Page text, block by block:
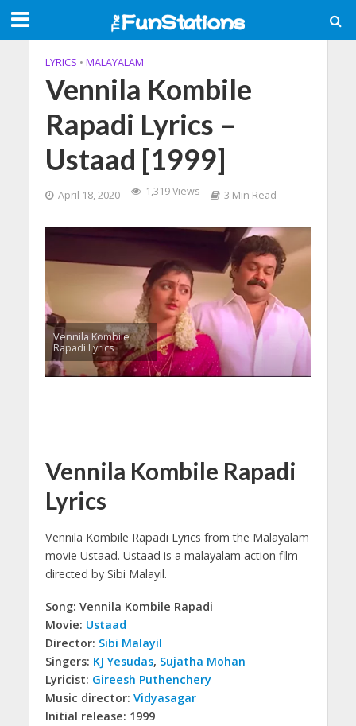
LYRICS • MALAYALAM
Vennila Kombile
Rapadi Lyrics –
Ustaad [1999]
April 18, 2020 1,319 Views 3 Min Read
Vennila Kombile
Rapadi Lyrics
Vennila Kombile Rapadi
Lyrics
Vennila Kombile Rapadi Lyrics from the Malayalam
movie Ustaad. Ustaad is a malayalam action film
directed by Sibi Malayil.
Song: Vennila Kombile Rapadi
Movie: Ustaad
Director: Sibi Malayil
Singers: KJ Yesudas, Sujatha Mohan
Lyricist: Gireesh Puthenchery
Music director: Vidyasagar
Initial release: 1999